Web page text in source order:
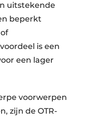
uitstekende
beperkt
is een
een lager
voorwerpen
zijn de OTR-